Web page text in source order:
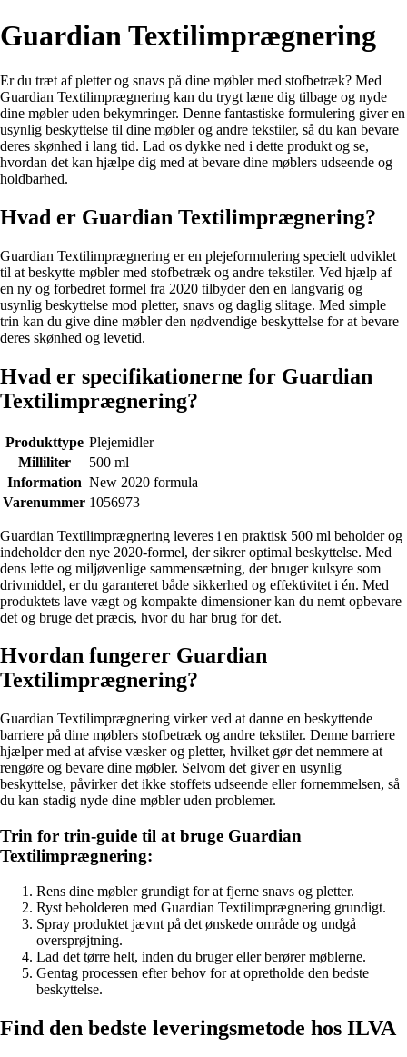
Guardian Textilimprægnering
Er du træt af pletter og snavs på dine møbler med stofbetræk? Med
Guardian Textilimprægnering kan du trygt læne dig tilbage og nyde
dine møbler uden bekymringer. Denne fantastiske formulering giver en
usynlig beskyttelse til dine møbler og andre tekstiler, så du kan bevare
deres skønhed i lang tid. Lad os dykke ned i dette produkt og se,
hvordan det kan hjælpe dig med at bevare dine møblers udseende og
holdbarhed.
Hvad er Guardian Textilimprægnering?
Guardian Textilimprægnering er en plejeformulering specielt udviklet
til at beskytte møbler med stofbetræk og andre tekstiler. Ved hjælp af
en ny og forbedret formel fra 2020 tilbyder den en langvarig og
usynlig beskyttelse mod pletter, snavs og daglig slitage. Med simple
trin kan du give dine møbler den nødvendige beskyttelse for at bevare
deres skønhed og levetid.
Hvad er specifikationerne for Guardian
Textilimprægnering?
Produkttype Plejemidler
Milliliter
500 ml
Information New 2020 formula
Varenummer 1056973
Guardian Textilimprægnering leveres i en praktisk 500 ml beholder og
indeholder den nye 2020-formel, der sikrer optimal beskyttelse. Med
dens lette og miljøvenlige sammensætning, der bruger kulsyre som
drivmiddel, er du garanteret både sikkerhed og effektivitet i én. Med
produktets lave vægt og kompakte dimensioner kan du nemt opbevare
det og bruge det præcis, hvor du har brug for det.
Hvordan fungerer Guardian
Textilimprægnering?
Guardian Textilimprægnering virker ved at danne en beskyttende
barriere på dine møblers stofbetræk og andre tekstiler. Denne barriere
hjælper med at afvise væsker og pletter, hvilket gør det nemmere at
rengøre og bevare dine møbler. Selvom det giver en usynlig
beskyttelse, påvirker det ikke stoffets udseende eller fornemmelsen, så
du kan stadig nyde dine møbler uden problemer.
Trin for trin-guide til at bruge Guardian
Textilimprægnering:
Rens dine møbler grundigt for at fjerne snavs og pletter.
Ryst beholderen med Guardian Textilimprægnering grundigt.
Spray produktet jævnt på det ønskede område og undgå
oversprøjtning.
Lad det tørre helt, inden du bruger eller berører møblerne.
Gentag processen efter behov for at opretholde den bedste
beskyttelse.
Find den bedste leveringsmetode hos ILVA